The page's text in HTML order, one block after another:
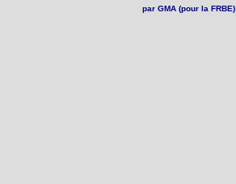
par GMA (pour la FRBE)